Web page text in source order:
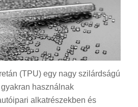
(TPU) egy nagy szilárdságú
használnak
alkatrészekben és